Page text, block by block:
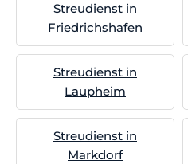
Streudienst in
Friedrichshafen
Streudienst in
Laupheim
Streudienst in
Markdorf